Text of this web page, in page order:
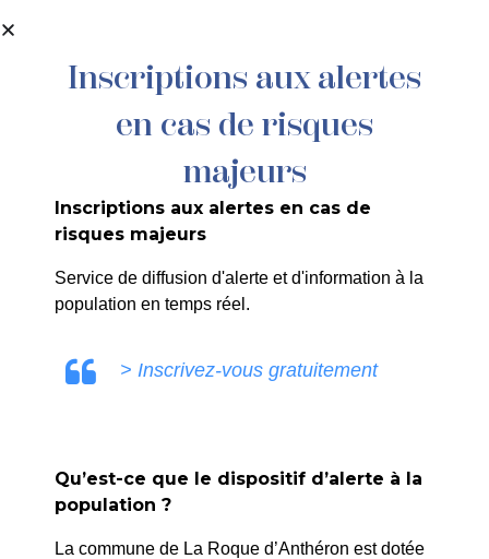
principal
Exposition
Emile Ghigo
Inscriptions aux alertes
en cas de risques
majeurs
Inscriptions aux alertes en cas de
risques majeurs
Service de diffusion d'alerte et d'information à la
population en temps réel.
> Inscrivez-vous gratuitement
Qu’est-ce que le dispositif d’alerte à la
population ?
La commune de La Roque d’Anthéron est dotée